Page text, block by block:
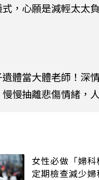
，心願是減輕太太
體當大體老師！深
慢抽離悲傷情緒，
女性必做「婦科
定期檢查減少